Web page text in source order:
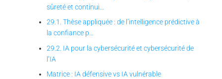
sûreté et continui…
29.1. Thèse appliquée : de l’intelligence prédictive à
la confiance p…
29.2. IA pour la cybersécurité et cybersécurité de
l’IA
Matrice : IA défensive vs IA vulnérable